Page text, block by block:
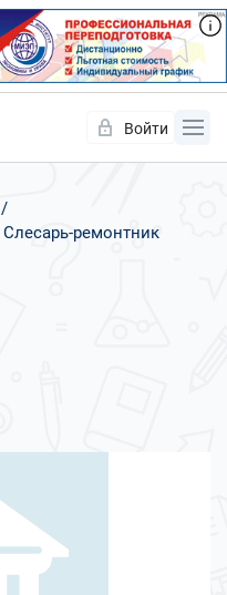
Войти
Слесарь-ремонтник
Нет